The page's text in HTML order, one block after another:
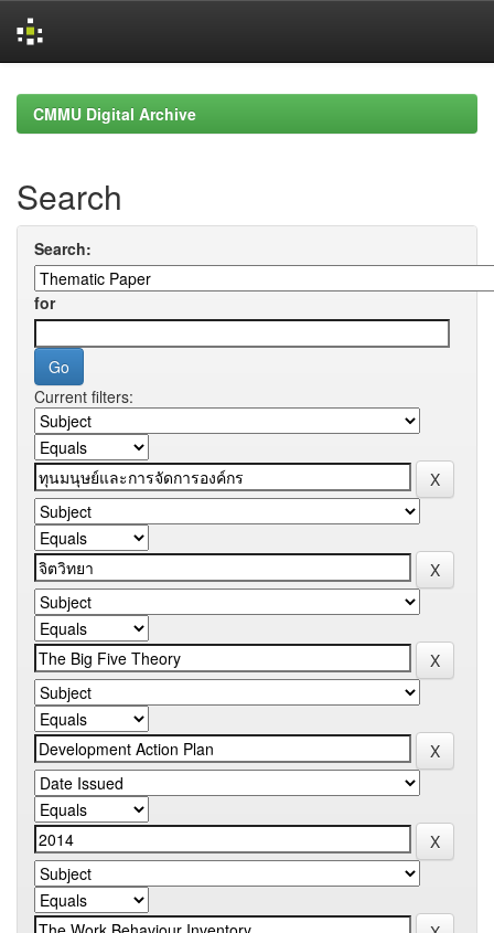
navigationCMMU Digital Archive
Search
Search:
for
Current filters: